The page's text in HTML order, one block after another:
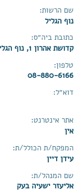
נוף הגליל
שם הרשות:
קדושת אהרון 1, נוף הגליל
כתובת ביה״ס:
08-880-6166
טלפון:
דוא״ל:
אין
אתר אינטרנט:
עידן דיין
המפקח/ת הכולל/ת:
אליעזר ישעיה בעק
שם המנהל/ת: